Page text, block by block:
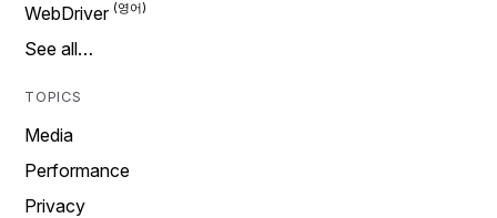
WebDriver
See all…
TOPICS
Media
Performance
Privacy